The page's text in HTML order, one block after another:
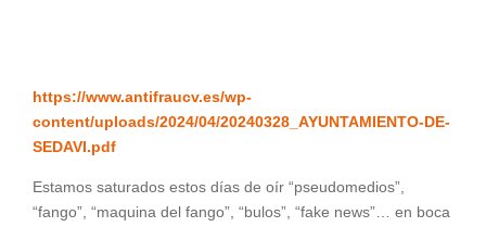
https://www.antifraucv.es/wp-
content/uploads/2024/04/20240328_AYUNTAMIENTO-DE-
SEDAVI.pdf
Estamos saturados estos días de oír “pseudomedios”,
“fango”, “maquina del fango”, “bulos”, “fake news”… en boca